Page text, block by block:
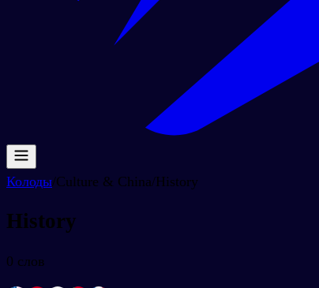
Колоды/Culture & China/History
History
0 слов